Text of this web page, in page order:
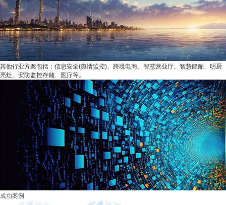
其他行业方案包括：信息安全(舆情监控)、跨境电商、智慧营业厅、智慧船舶、明厨
亮灶、安防监控存储、医疗等。
成功案例